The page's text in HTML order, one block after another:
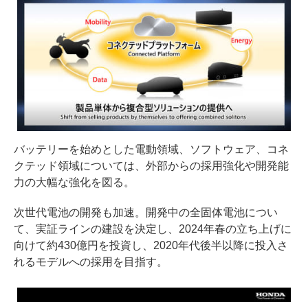
バッテリーを始めとした電動領域、ソフトウェア、コネ
クテッド領域については、外部からの採用強化や開発能
力の大幅な強化を図る。
次世代電池の開発も加速。開発中の全固体電池につい
て、実証ラインの建設を決定し、2024年春の立ち上げに
向けて約430億円を投資し、2020年代後半以降に投入さ
れるモデルへの採用を目指す。